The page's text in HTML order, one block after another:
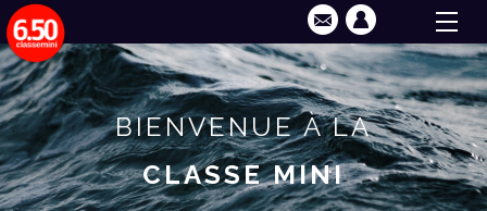
BIENVENUE À LA
CLASSE MINI